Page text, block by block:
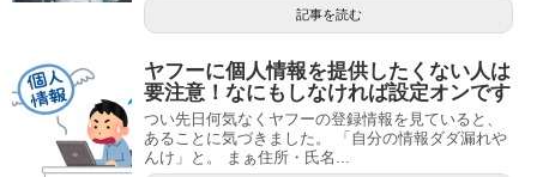
記事を読む
ヤフーに個人情報を提供したくない人は
要注意！なにもしなければ設定オンです
つい先日何気なくヤフーの登録情報を見ていると、
あることに気づきました。 「自分の情報ダダ漏れや
んけ」と。 まぁ住所・氏名...